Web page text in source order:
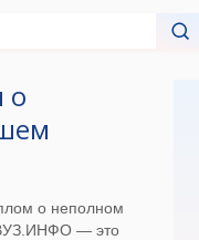
о
о неполном
— это